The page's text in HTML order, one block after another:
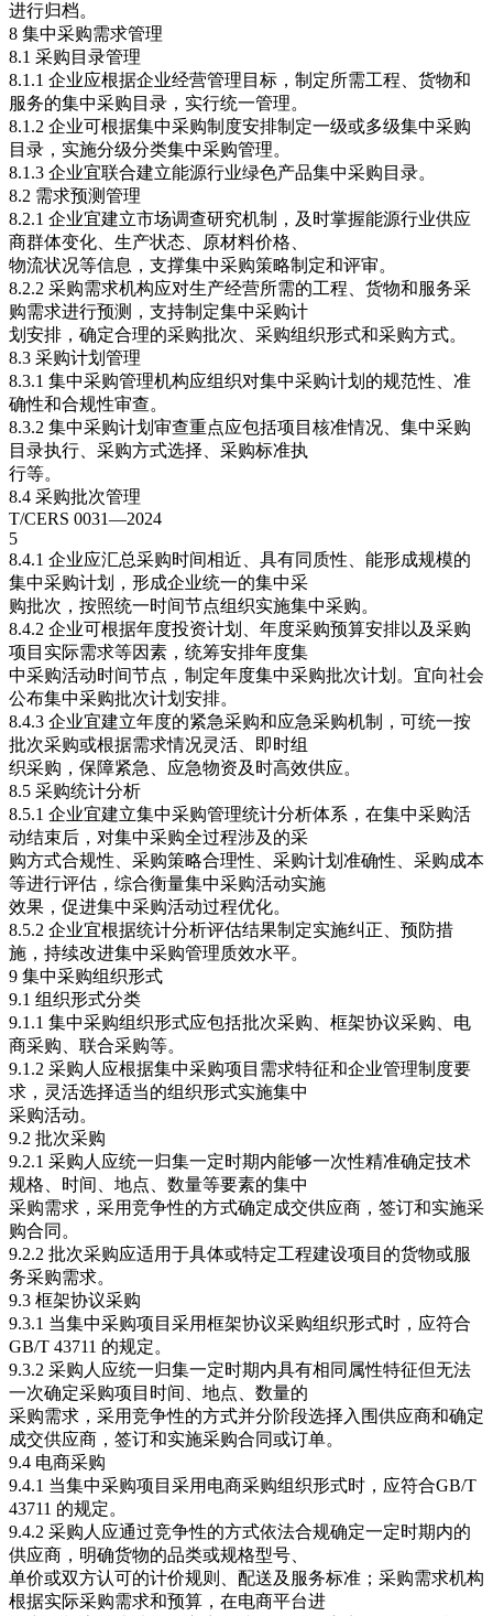
进行归档。
8 集中采购需求管理
8.1 采购目录管理
8.1.1 企业应根据企业经营管理目标，制定所需工程、货物和
服务的集中采购目录，实行统一管理。
8.1.2 企业可根据集中采购制度安排制定一级或多级集中采购
目录，实施分级分类集中采购管理。
8.1.3 企业宜联合建立能源行业绿色产品集中采购目录。
8.2 需求预测管理
8.2.1 企业宜建立市场调查研究机制，及时掌握能源行业供应
商群体变化、生产状态、原材料价格、
物流状况等信息，支撑集中采购策略制定和评审。
8.2.2 采购需求机构应对生产经营所需的工程、货物和服务采
购需求进行预测，支持制定集中采购计
划安排，确定合理的采购批次、采购组织形式和采购方式。
8.3 采购计划管理
8.3.1 集中采购管理机构应组织对集中采购计划的规范性、准
确性和合规性审查。
8.3.2 集中采购计划审查重点应包括项目核准情况、集中采购
目录执行、采购方式选择、采购标准执
行等。
8.4 采购批次管理
T/CERS 0031—2024
5
8.4.1 企业应汇总采购时间相近、具有同质性、能形成规模的
集中采购计划，形成企业统一的集中采
购批次，按照统一时间节点组织实施集中采购。
8.4.2 企业可根据年度投资计划、年度采购预算安排以及采购
项目实际需求等因素，统筹安排年度集
中采购活动时间节点，制定年度集中采购批次计划。宜向社会
公布集中采购批次计划安排。
8.4.3 企业宜建立年度的紧急采购和应急采购机制，可统一按
批次采购或根据需求情况灵活、即时组
织采购，保障紧急、应急物资及时高效供应。
8.5 采购统计分析
8.5.1 企业宜建立集中采购管理统计分析体系，在集中采购活
动结束后，对集中采购全过程涉及的采
购方式合规性、采购策略合理性、采购计划准确性、采购成本
等进行评估，综合衡量集中采购活动实施
效果，促进集中采购活动过程优化。
8.5.2 企业宜根据统计分析评估结果制定实施纠正、预防措
施，持续改进集中采购管理质效水平。
9 集中采购组织形式
9.1 组织形式分类
9.1.1 集中采购组织形式应包括批次采购、框架协议采购、电
商采购、联合采购等。
9.1.2 采购人应根据集中采购项目需求特征和企业管理制度要
求，灵活选择适当的组织形式实施集中
采购活动。
9.2 批次采购
9.2.1 采购人应统一归集一定时期内能够一次性精准确定技术
规格、时间、地点、数量等要素的集中
采购需求，采用竞争性的方式确定成交供应商，签订和实施采
购合同。
9.2.2 批次采购应适用于具体或特定工程建设项目的货物或服
务采购需求。
9.3 框架协议采购
9.3.1 当集中采购项目采用框架协议采购组织形式时，应符合
GB/T 43711 的规定。
9.3.2 采购人应统一归集一定时期内具有相同属性特征但无法
一次确定采购项目时间、地点、数量的
采购需求，采用竞争性的方式并分阶段选择入围供应商和确定
成交供应商，签订和实施采购合同或订单。
9.4 电商采购
9.4.1 当集中采购项目采用电商采购组织形式时，应符合GB/T
43711 的规定。
9.4.2 采购人应通过竞争性的方式依法合规确定一定时期内的
供应商，明确货物的品类或规格型号、
单价或双方认可的计价规则、配送及服务标准；采购需求机构
根据实际采购需求和预算，在电商平台进